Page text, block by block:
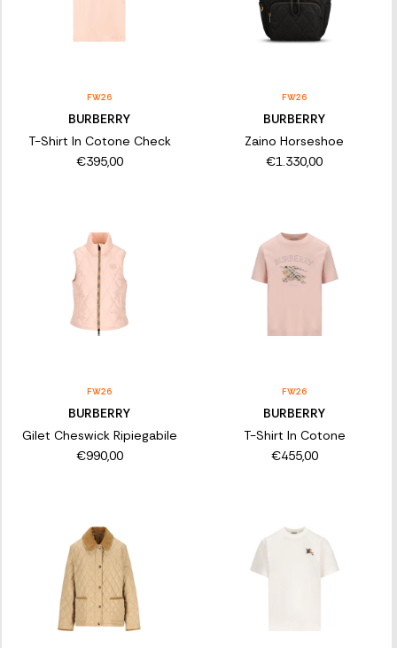
FW26
BURBERRY
T-Shirt In Cotone Check
€395,00
FW26
BURBERRY
Zaino Horseshoe
€1.330,00
FW26
BURBERRY
Gilet Cheswick Ripiegabile
€990,00
FW26
BURBERRY
T-Shirt In Cotone
€455,00